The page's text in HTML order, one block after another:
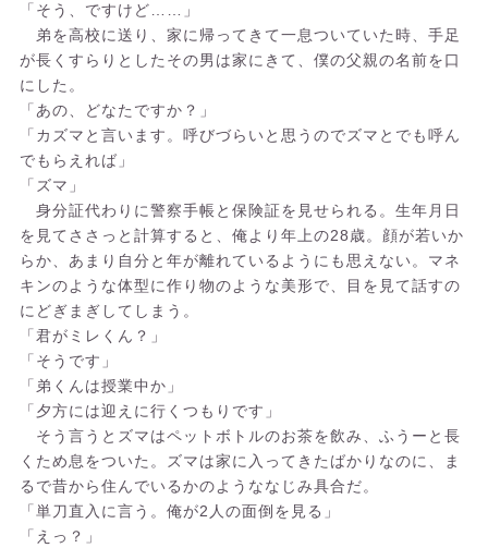
「そう、ですけど……」
弟を高校に送り、家に帰ってきて一息ついていた時、手足
が長くすらりとしたその男は家にきて、僕の父親の名前を口
にした。
「あの、どなたですか？」
「カズマと言います。呼びづらいと思うのでズマとでも呼ん
でもらえれば」
「ズマ」
身分証代わりに警察手帳と保険証を見せられる。生年月日
を見てささっと計算すると、俺より年上の28歳。顔が若いか
らか、あまり自分と年が離れているようにも思えない。マネ
キンのような体型に作り物のような美形で、目を見て話すの
にどぎまぎしてしまう。
「君がミレくん？」
「そうです」
「弟くんは授業中か」
「夕方には迎えに行くつもりです」
そう言うとズマはペットボトルのお茶を飲み、ふうーと長
くため息をついた。ズマは家に入ってきたばかりなのに、ま
るで昔から住んでいるかのようななじみ具合だ。
「単刀直入に言う。俺が2人の面倒を見る」
「えっ？」